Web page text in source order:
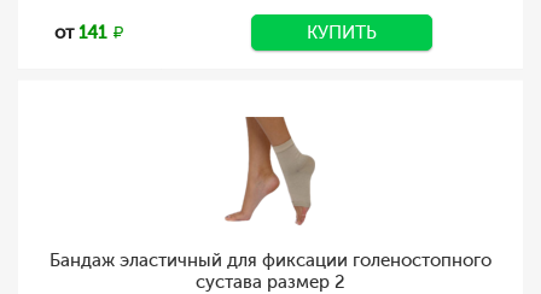
от141 КУПИТЬ
Бандаж эластичный для фиксации голеностопного
сустава размер 2